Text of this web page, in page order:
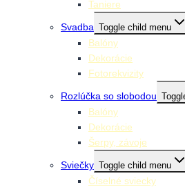
Taniere
Svadba Toggle child menu
Balóny
Dekorácie
Fotorekvizity
Rozlúčka so slobodou
Balóny
Dekorácie
Šerpy, závoje
Sviečky Toggle child menu
Číselné sviecky